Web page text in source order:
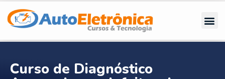
Curso de Diagnóstico